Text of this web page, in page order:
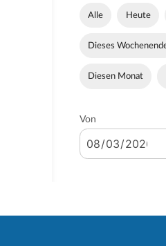
Alle Heute
Dieses
Diesen Monat
Von